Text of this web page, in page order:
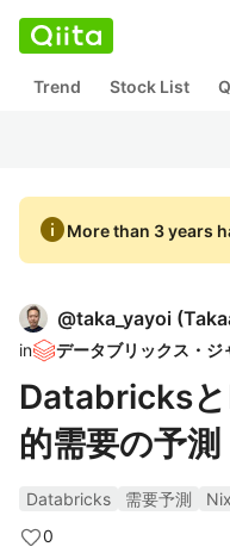
Trend Stock List
infoMore than 3 years
@taka_yayoi (
in
Databricks
的需要の予測
Databricks 需要予測
0